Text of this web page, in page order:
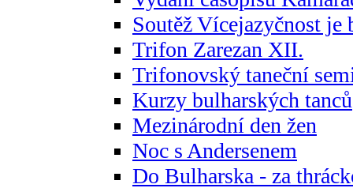
Soutěž Vícejazyčnost je
Trifon Zarezan XII.
Trifonovský taneční
Kurzy bulharských tanců
Mezinárodní den žen
Noc s Andersenem
Do Bulharska - za